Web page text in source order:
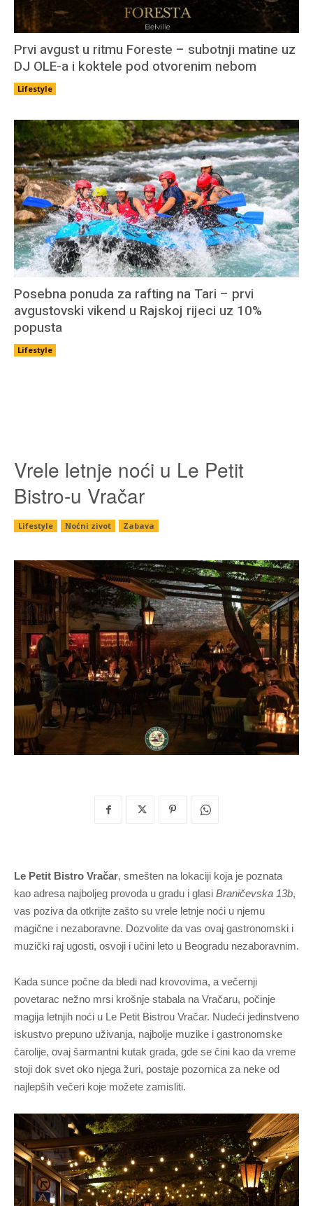
Prvi avgust u ritmu Foreste – subotnji matine uz
DJ OLE-a i koktele pod otvorenim nebom
Lifestyle
Posebna ponuda za rafting na Tari – prvi
avgustovski vikend u Rajskoj rijeci uz 10%
popusta
Lifestyle